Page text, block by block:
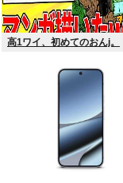
高1ワイ、初めてのおんj。